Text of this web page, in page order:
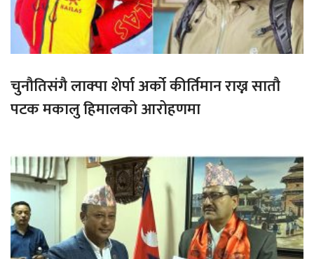
चुनौतिसंगै लाक्पा शेर्पा अर्को कीर्तिमान राख्न सातौ
पटक मकालु हिमालको आरोहणमा